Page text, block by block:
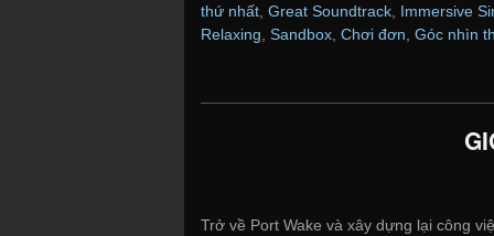
thứ nhất Great Soundtrack Immersive
Relaxing Sandbox Chơi đơn Góc nhìn
Trở về Port Wake và xây dựng lại công